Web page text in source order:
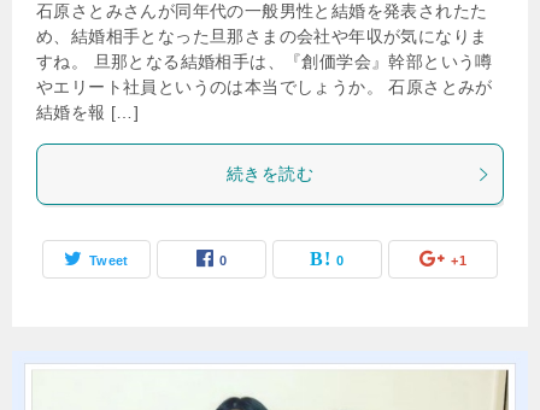
石原さとみさんが同年代の一般男性と結婚を発表されたた
め、結婚相手となった旦那さまの会社や年収が気になりま
すね。 旦那となる結婚相手は、『創価学会』幹部という噂
やエリート社員というのは本当でしょうか。 石原さとみが
結婚を報 […]
続きを読む
Tweet 0 0 +1